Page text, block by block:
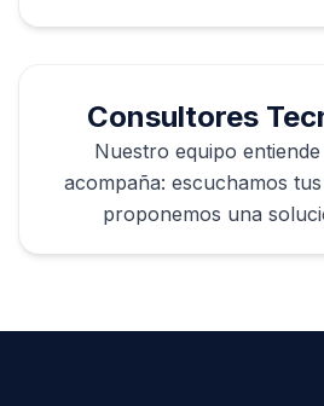
Consultores
Nuestro equipo
acompaña: escuchamos
proponemos una